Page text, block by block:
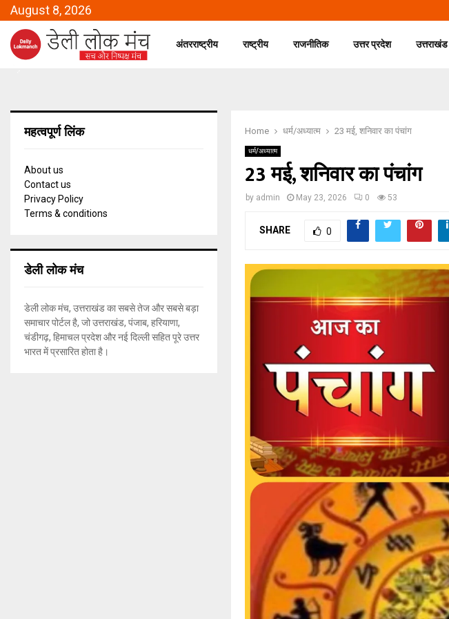
August 8, 2026
अंतरराष्ट्रीय राष्ट्रीय राजनीतिक उत्तर प्रदेश उत्तराखंड
Home धर्म/अध्यात्म 23 मई, शनिवार का पंचांग
धर्म/अध्यात्म
23 मई, शनिवार का पंचांग
by admin May 23, 2026 0 53
SHARE 0
महत्वपूर्ण लिंक
About us
Contact us
Privacy Policy
Terms & conditions
डेली लोक मंच
डेली लोक मंच, उत्तराखंड का सबसे तेज और सबसे बड़ा
समाचार पोर्टल है, जो उत्तराखंड, पंजाब, हरियाणा,
चंडीगढ़, हिमाचल प्रदेश और नई दिल्ली सहित पूरे उत्तर
भारत में प्रसारित होता है।